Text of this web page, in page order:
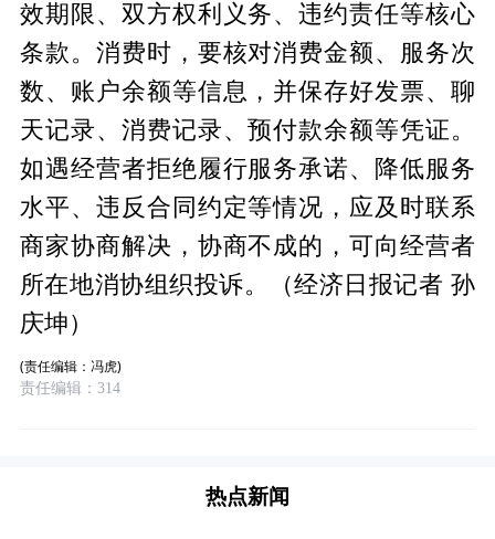
效期限、双方权利义务、违约责任等核心
条款。消费时，要核对消费金额、服务次
数、账户余额等信息，并保存好发票、聊
天记录、消费记录、预付款余额等凭证。
如遇经营者拒绝履行服务承诺、降低服务
水平、违反合同约定等情况，应及时联系
商家协商解决，协商不成的，可向经营者
所在地消协组织投诉。（经济日报记者 孙
庆坤）
(责任编辑：冯虎)
责任编辑：314
热点新闻